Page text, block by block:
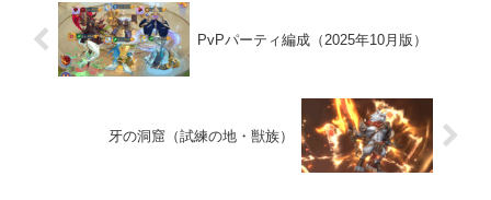
PvPパーティ編成（2025年10月版）
牙の洞窟（試練の地・獣族）